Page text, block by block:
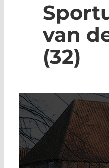
van
(32)